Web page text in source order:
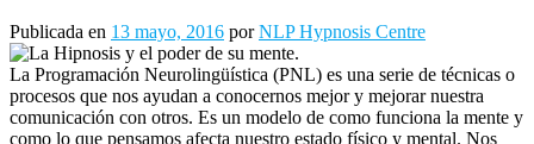
Publicada en 13 mayo, 2016 porNLP Hypnosis Centre
La Programación Neurolingüística (PNL) es una serie de técnicas o
procesos que nos ayudan a conocernos mejor y mejorar nuestra
comunicación con otros. Es un modelo de como funciona la mente y
como lo que pensamos afecta nuestro estado físico y mental. Nos